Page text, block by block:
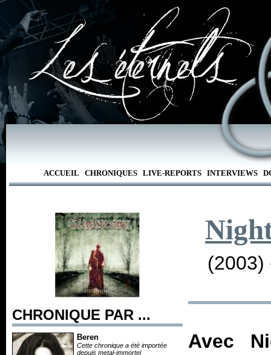
ACCUEIL CHRONIQUES LIVE-REPORTS INTERVIEWS
CHRONIQUE PAR ...
Beren
Cette chronique a été importée
depuis metal-immortel
Avec